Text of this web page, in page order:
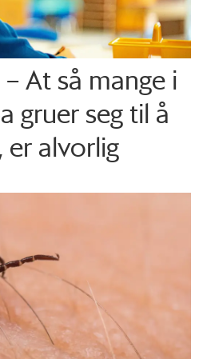
At så mange i
gruer seg til å
er alvorlig